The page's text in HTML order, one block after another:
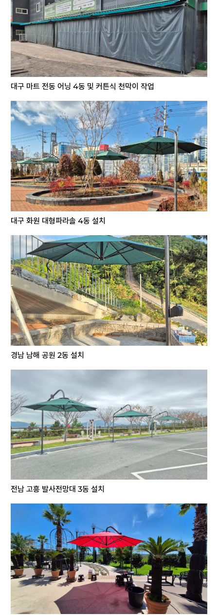
대구 마트 전동 어닝 4동 및 커튼식 천막이 작업
대구 화원 대형파라솔 4동 설치
경남 남해 공원 2동 설치
전남 고흥 발사전망대 3동 설치